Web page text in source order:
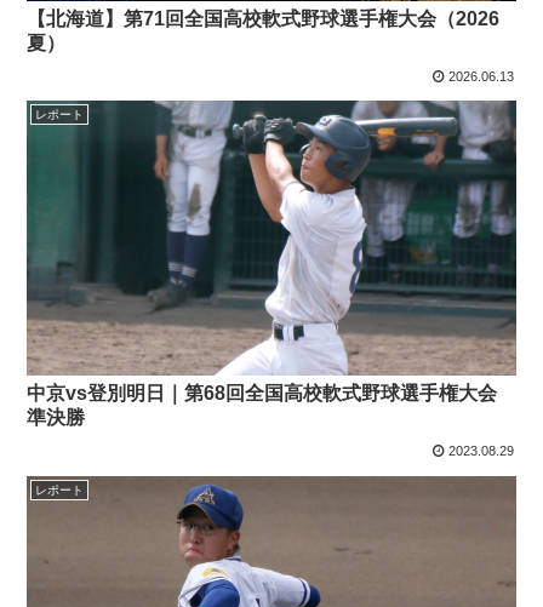
【北海道】第71回全国高校軟式野球選手権大会（2026
夏）
2026.06.13
レポート
中京vs登別明日｜第68回全国高校軟式野球選手権大会
準決勝
2023.08.29
レポート